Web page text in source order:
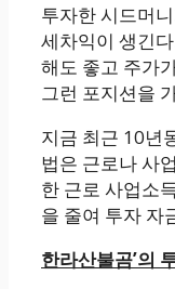
투자한 시드머
세차익이 생긴
해도 좋고 주가
그런 포지션을
지금 최근 10년
법은 근로나 사
한 근로 사업소
을 줄여 투자 자
한라산불곰’의